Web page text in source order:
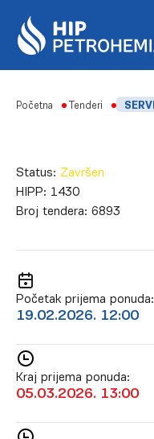
Početna Tenderi
Status: Završen
HIPP: 1430
Broj tendera: 6893
Početak prijema ponuda:
19.02.2026. 12:00
Kraj prijema ponuda:
05.03.2026. 13:00